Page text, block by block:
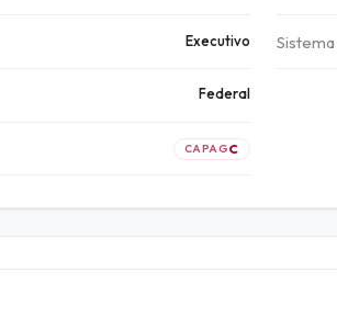
Executivo
Federal
CAPAGC